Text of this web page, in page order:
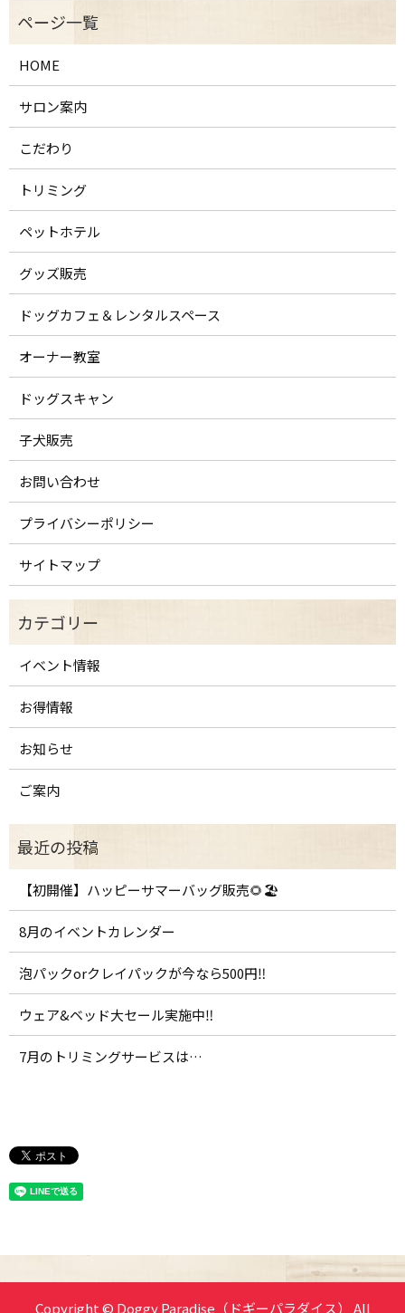
HOME
サロン案内
こだわり
トリミング
ペットホテル
グッズ販売
ドッグカフェ＆レンタルスペース
オーナー教室
ドッグスキャン
子犬販売
お問い合わせ
プライバシーポリシー
サイトマップ
イベント情報
お得情報
お知らせ
ご案内
【初開催】ハッピーサマーバッグ販売🌻🏖️
8月のイベントカレンダー
泡パックorクレイパックが今なら500円‼️
ウェア&ベッド大セール実施中‼️
7月のトリミングサービスは…
Copyright © Doggy Paradise（ドギーパラダイス） All